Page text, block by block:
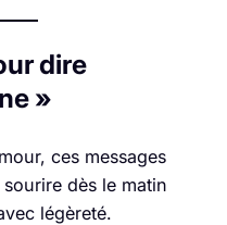
dire
»
ces messages
dès le matin
légèreté.